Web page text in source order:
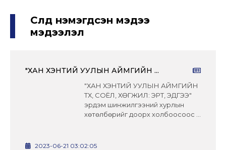
Сүүлд нэмэгдсэн мэдээ
мэдээлэл
"ХАН ХЭНТИЙ УУЛЫН АЙМГИЙН ...
"ХАН ХЭНТИЙ УУЛЫН АЙМГИЙН
ТҮҮХ, СОЁЛ, ХӨГЖИЛ: ЭРТ, ЭДҮГЭЭ"
эрдэм шинжилгээний хурлын
хөтөлбөрийг доорх холбоосоос ...
2023-06-21 03:02:05